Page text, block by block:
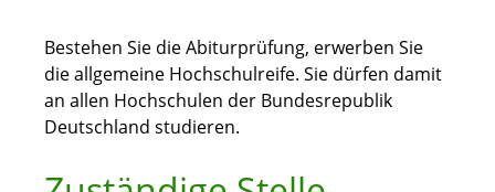
Bestehen Sie die Abiturprüfung, erwerben Sie
die allgemeine Hochschulreife. Sie dürfen damit
an allen Hochschulen der Bundesrepublik
Deutschland studieren.